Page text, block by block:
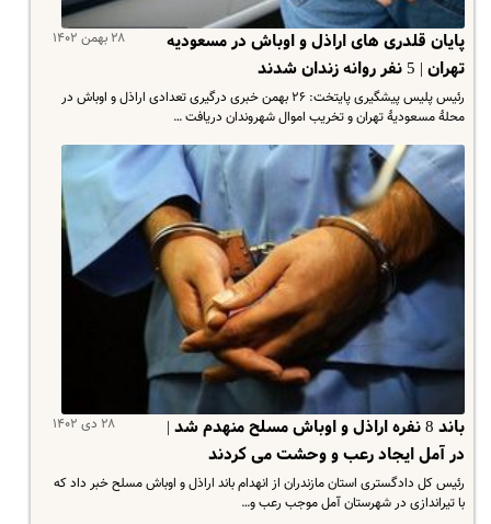
۲۸ بهمن ۱۴۰۲
پایان قلدری های اراذل و اوباش در مسعودیه
تهران | 5 نفر روانه زندان شدند
رئیس پلیس پیشگیری پایتخت: ۲۶ بهمن خبری درگیری تعدادی اراذل و اوباش در
محلۀ مسعودیۀ تهران و تخریب اموال شهروندان دریافت …
۲۸ دی ۱۴۰۲
باند 8 نفره اراذل و اوباش مسلح منهدم شد |
در آمل ایجاد رعب و وحشت می کردند
رئیس کل دادگستری استان مازندران از انهدام باند اراذل و اوباش مسلح خبر داد که
با تیراندازی در شهرستان آمل موجب رعب و…